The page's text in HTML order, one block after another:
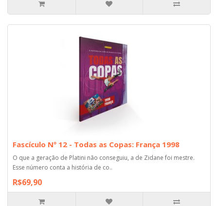
Fascículo Nº 12 - Todas as Copas: França 1998
O que a geração de Platini não conseguiu, a de Zidane foi mestre.
Esse número conta a história de co..
R$69,90